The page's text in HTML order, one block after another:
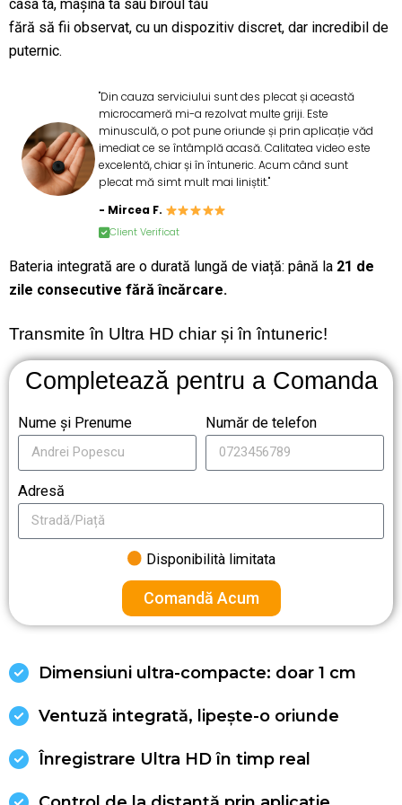
casa ta, mașina ta sau biroul tău
fără să fii observat, cu un dispozitiv discret, dar incredibil de
puternic.
"Din cauza serviciului sunt des plecat și această
microcameră mi-a rezolvat multe griji. Este
minusculă, o pot pune oriunde și prin aplicație văd
imediat ce se întâmplă acasă. Calitatea video este
excelentă, chiar și în întuneric. Acum când sunt
plecat mă simt mult mai liniștit."
- Mircea F.
Client Verificat
Bateria integrată are o durată lungă de viață: până la 21 de
zile consecutive fără încărcare.
Transmite în Ultra HD chiar și în întuneric!
Completează pentru a Comanda
Nume și Prenume Număr de telefon
Adresă
Disponibilità limitata
Comandă Acum
Dimensiuni ultra-compacte: doar 1 cm
Ventuză integrată, lipește-o oriunde
Înregistrare Ultra HD în timp real